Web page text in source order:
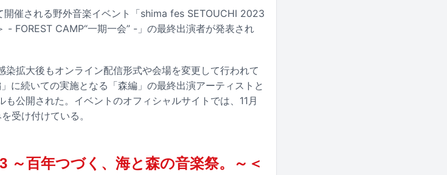
開催される野外音楽イベント「shima fes SETOUCHI 2023
- FOREST CAMP“一期一会” -」の最終出演者が発表され
拡大後もオンライン配信形式や会場を変更して行われて
に続いての実施となる「森編」の最終出演アーティストと
公開された。イベントのオフィシャルサイトでは、11月
受け付けている。
～百年つづく、海と森の音楽祭。～＜